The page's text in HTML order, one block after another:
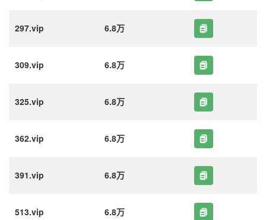
297.vip 6.8万
309.vip 6.8万
325.vip 6.8万
362.vip 6.8万
391.vip 6.8万
513.vip 6.8万